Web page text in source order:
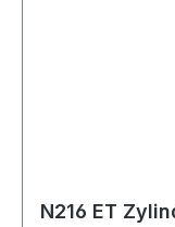
N216 ET